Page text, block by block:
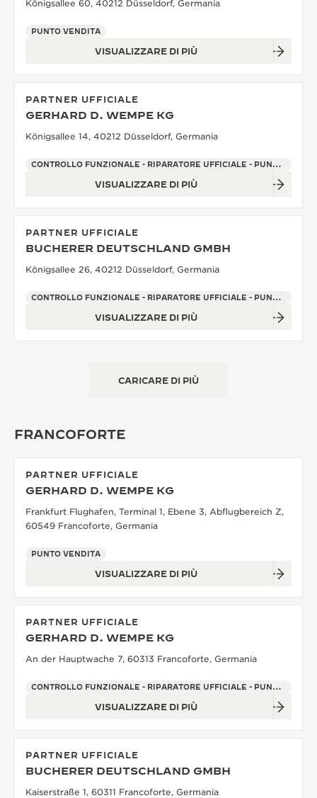
Königsallee 60, 40212 Düsseldorf, Germania
PUNTO VENDITA
VISUALIZZARE DI PIÙ
PARTNER UFFICIALE
GERHARD D. WEMPE KG
Königsallee 14, 40212 Düsseldorf, Germania
CONTROLLO FUNZIONALE - RIPARATORE UFFICIALE - PUNTO VENDITA
VISUALIZZARE DI PIÙ
PARTNER UFFICIALE
BUCHERER DEUTSCHLAND GMBH
Königsallee 26, 40212 Düsseldorf, Germania
CONTROLLO FUNZIONALE - RIPARATORE UFFICIALE - PUNTO VENDITA
VISUALIZZARE DI PIÙ
CARICARE DI PIÙ
FRANCOFORTE
PARTNER UFFICIALE
GERHARD D. WEMPE KG
Frankfurt Flughafen, Terminal 1, Ebene 3, Abflugbereich Z,
60549 Francoforte, Germania
PUNTO VENDITA
VISUALIZZARE DI PIÙ
PARTNER UFFICIALE
GERHARD D. WEMPE KG
An der Hauptwache 7, 60313 Francoforte, Germania
CONTROLLO FUNZIONALE - RIPARATORE UFFICIALE - PUNTO VENDITA
VISUALIZZARE DI PIÙ
PARTNER UFFICIALE
BUCHERER DEUTSCHLAND GMBH
Kaiserstraße 1, 60311 Francoforte, Germania